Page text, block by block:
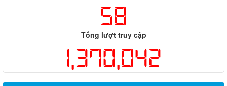
58
Tổng lượt truy cập
1,370,042